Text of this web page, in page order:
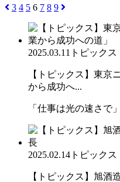
3 4 5 6 7 8 9
2025.03.11 トピックス
【トピックス】東京
から成功へ...
「仕事は光の速さで
2025.02.14 トピックス
【トピックス】旭